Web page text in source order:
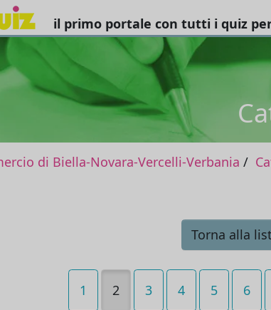
il primo portale con tutti i quiz
di Biella-Novara-Vercelli-Verbania
Torna alla
1 2 3 4 5 6